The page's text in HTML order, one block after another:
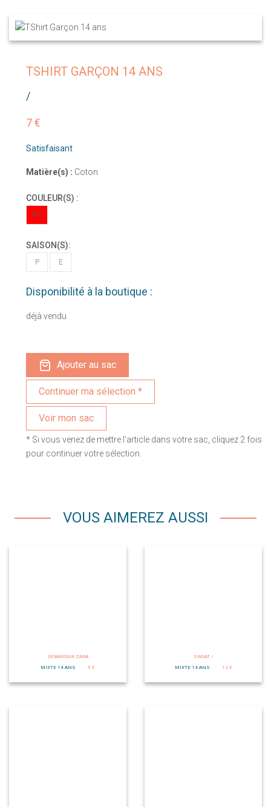
TSHIRT GARÇON 14 ANS
/
7 €
Satisfaisant
Matière(s) : Coton
COULEUR(S) :
RO
SAISON(S):
P E
Disponibilité à la boutique :
déjà vendu
Ajouter au sac
Voir mon sac
* Si vous venez de mettre l'article dans votre sac, cliquez 2 fois
pour continuer votre sélection.
VOUS AIMEREZ AUSSI
DÉBARDEUR ZARA
MIXTE 14 ANS
5 €
SWEAT /
MIXTE 14 ANS
12 €